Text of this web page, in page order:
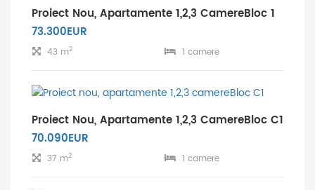
Proiect Nou, Apartamente 1,2,3 CamereBloc 1
73.300EUR
43 m2 1 camere
Proiect Nou, Apartamente 1,2,3 CamereBloc C1
70.090EUR
37 m2 1 camere